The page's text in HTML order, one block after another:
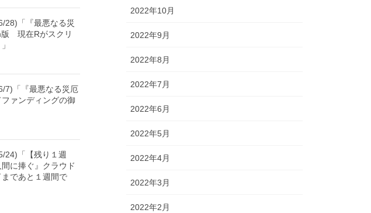
28)「『最悪なる災
版 現在Rがスクリ
7)「『最悪なる災厄
ァンディングの御
24)「【残り１週
に捧ぐ』クラウド
であと１週間で
2022年10月
2022年9月
2022年8月
2022年7月
2022年6月
2022年5月
2022年4月
2022年3月
2022年2月